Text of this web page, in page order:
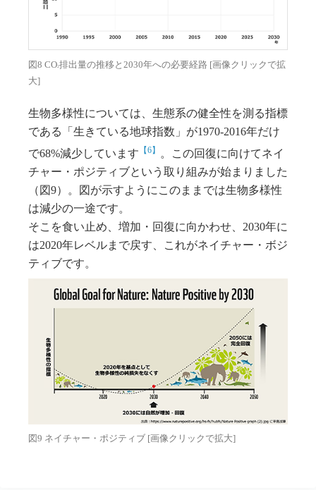
図8 CO2排出量の推移と2030年への必要経路 [画像クリックで拡
大]
生物多様性については、生態系の健全性を測る指標
である「生きている地球指数」が1970-2016年だけ
で68%減少しています 【6】
。この回復に向けてネイ
チャー・ポジティブという取り組みが始まりました
（図9）。図が示すようにこのままでは生物多様性
は減少の一途です。
そこを食い止め、増加・回復に向かわせ、2030年に
は2020年レベルまで戻す、これがネイチャー・ボジ
ティブです。
図9 ネイチャー・ポジティブ [画像クリックで拡大]